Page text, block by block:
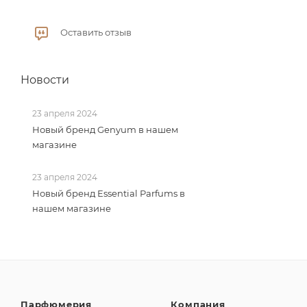
Оставить отзыв
Новости
23 апреля 2024
Новый бренд Genyum в нашем
магазине
23 апреля 2024
Новый бренд Essential Parfums в
нашем магазине
Парфюмерия Компания